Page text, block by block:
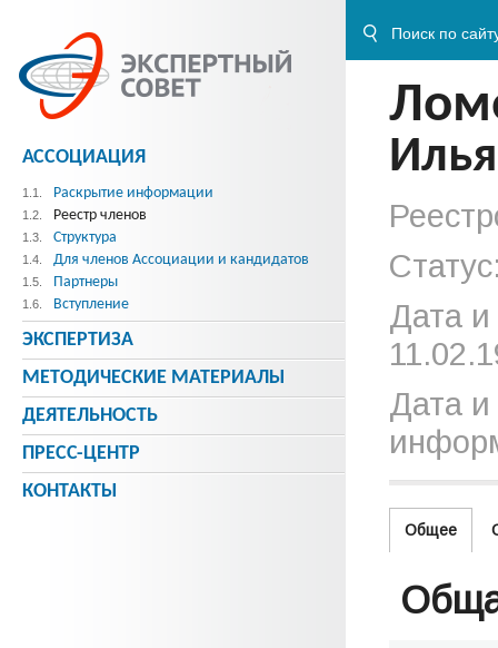
Дата
Дата и
Общее
АССОЦИАЦИЯ
1.1. Раскрытие информации
1.2. Реестр членов
1.3. Структура
1.4. Для членов Ассоциации и кандидатов
1.5. Партнеры
1.6. Вступление
ЭКСПЕРТИЗА
МЕТОДИЧЕСКИE МАТЕРИАЛЫ
ДЕЯТЕЛЬНОСТЬ
ПРЕСС-ЦЕНТР
КОНТАКТЫ